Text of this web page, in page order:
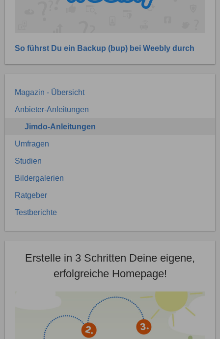
So führst Du ein Backup (bup) bei Weebly durch
Magazin - Übersicht
Anbieter-Anleitungen
Jimdo-Anleitungen
Umfragen
Studien
Bildergalerien
Ratgeber
Testberichte
Erstelle in 3 Schritten Deine eigene,
erfolgreiche Homepage!